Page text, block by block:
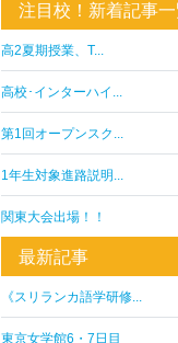
注目校！新着記事一
高2夏期授業、T...
高校･インターハイ...
第1回オープンスク...
1年生対象進路説明...
関東大会出場！！
最新記事
《スリランカ語学研修...
東京女学館6・7日目